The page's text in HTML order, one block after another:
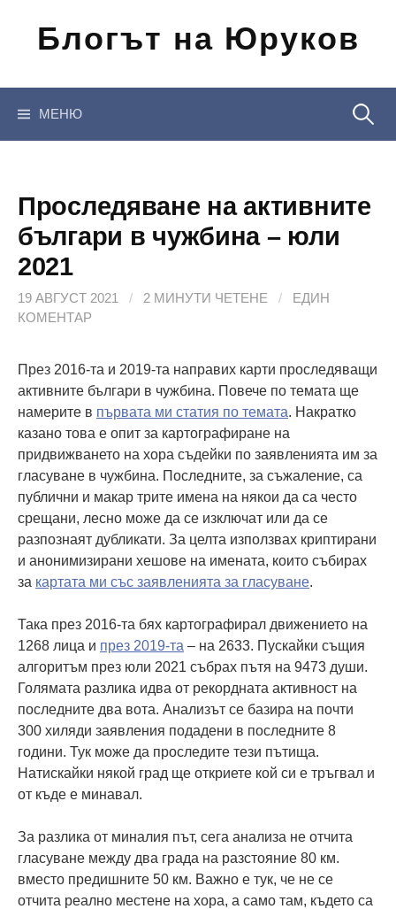
съдържанието
Блогът на Юруков
МЕНЮ
Проследяване на активните
българи в чужбина – юли
2021
19 АВГУСТ 2021 / 2 МИНУТИ ЧЕТЕНЕ /
ЕДИН
КОМЕНТАР
През 2016-та и 2019-та направих карти проследяващи
активните българи в чужбина. Повече по темата ще
намерите в първата ми статия по темата. Накратко
казано това е опит за картографиране на
придвижването на хора съдейки по заявленията им за
гласуване в чужбина. Последните, за съжаление, са
публични и макар трите имена на някои да са често
срещани, лесно може да се изключат или да се
разпознаят дубликати. За целта използвах криптирани
и анонимизирани хешове на имената, които събирах
за картата ми със заявленията за гласуване.
Така през 2016-та бях картографирал движението на
1268 лица и през 2019-та – на 2633. Пускайки същия
алгоритъм през юли 2021 събрах пътя на 9473 души.
Голямата разлика идва от рекордната активност на
последните два вота. Анализът се базира на почти
300 хиляди заявления подадени в последните 8
години. Тук може да проследите тези пътища.
Натискайки някой град ще откриете кой си е тръгвал и
от къде е минавал.
За разлика от миналия път, сега анализа не отчита
гласуване между два града на разстояние 80 км.
вместо предишните 50 км. Важно е тук, че не се
отчита реално местене на хора, а само там, където са